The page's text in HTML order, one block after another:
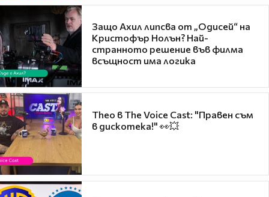
Защо Ахил липсва от „Одисей“ на
Кристофър Нолън? Най-
странното решение във филма
всъщност има логика
Theo в The Voice Cast: "Правен съм
в дискотека!" 👀💥